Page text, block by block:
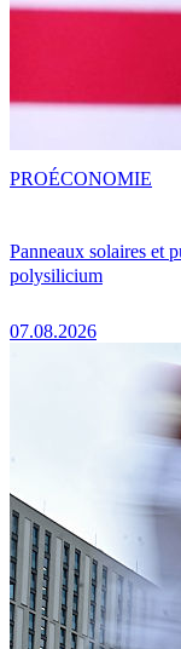
Panneaux solaires et
polysilicium
07.08.2026
PROÉCONOMIE